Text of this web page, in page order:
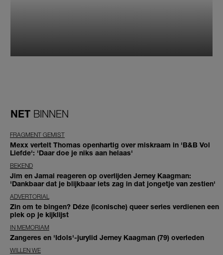
NET BINNEN
FRAGMENT GEMIST
Mexx vertelt Thomas openhartig over miskraam in 'B&B Vol
Liefde': 'Daar doe je niks aan helaas'
BEKEND
Jim en Jamai reageren op overlijden Jerney Kaagman:
'Dankbaar dat je blijkbaar iets zag in dat jongetje van zestien'
ADVERTORIAL
Zin om te bingen? Déze (iconische) queer series verdienen een
plek op je kijklijst
IN MEMORIAM
Zangeres en 'Idols'-jurylid Jerney Kaagman (79) overleden
WILLEN WE